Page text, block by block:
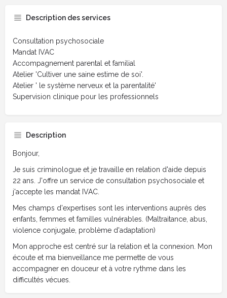
Description des services
Consultation psychosociale
Mandat IVAC
Accompagnement parental et familial
Atelier 'Cultiver une saine estime de soi'.
Atelier ' le système nerveux et la parentalité'
Supervision clinique pour les professionnels
Description
Bonjour,
Je suis criminologue et je travaille en relation d'aide depuis
22 ans. J'offre un service de consultation psychosociale et
j'accepte les mandat IVAC.
Mes champs d'expertises sont les interventions auprès des
enfants, femmes et familles vulnérables. (Maltraitance, abus,
violence conjugale, problème d'adaptation)
Mon approche est centré sur la relation et la connexion. Mon
écoute et ma bienveillance me permette de vous
accompagner en douceur et à votre rythme dans les
difficultés vécues.